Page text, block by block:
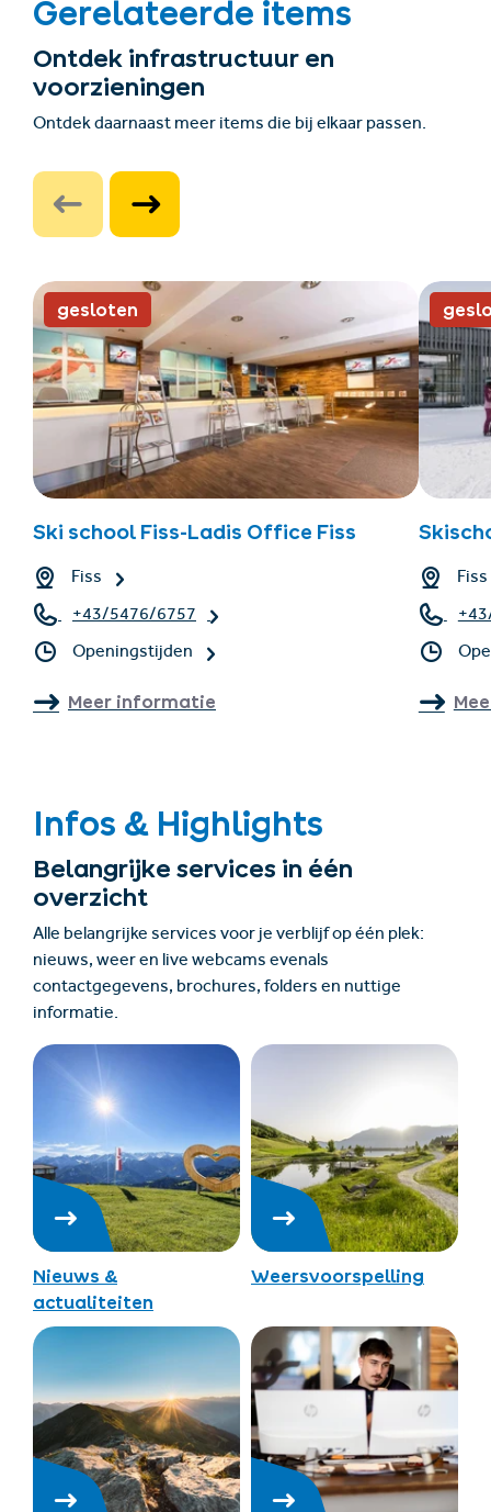
Gerelateerde items
Ontdek infrastructuur en
voorzieningen
Ontdek daarnaast meer items die bij elkaar passen.
gesloten
Ski school Fiss-Ladis Office Fiss
Fiss
+43/5476/6757
Openingstijden
Meer informatie
Fiss
Infos & Highlights
Belangrijke services in één
overzicht
Alle belangrijke services voor je verblijf op één plek:
nieuws, weer en live webcams evenals
contactgegevens, brochures, folders en nuttige
informatie.
Nieuws &
actualiteiten
Weersvoorspelling